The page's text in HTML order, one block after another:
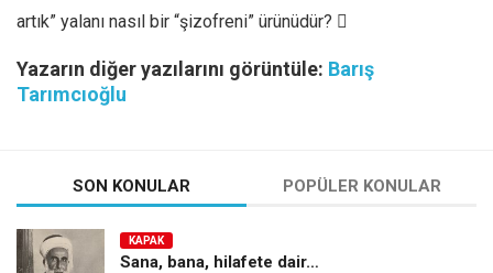
artık” yalanı nasıl bir “şizofreni” ürünüdür? 
Yazarın diğer yazılarını görüntüle: Barış
Tarımcıoğlu
SON KONULAR POPÜLER KONULAR
KAPAK
Sana, bana, hilafete dair…